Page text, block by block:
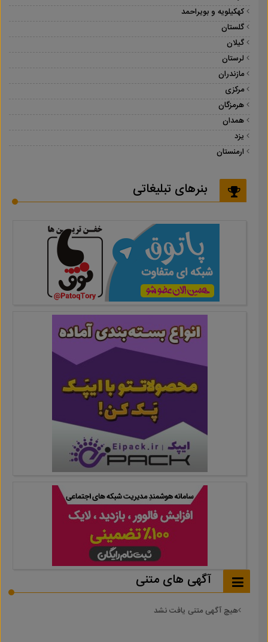
کهکیلویه و بویراحمد
گلستان
گیلان
لرستان
مازندران
مرکزی
هرمزگان
همدان
یزد
ارمنستان
بنرهای تبلیغاتی
آگهی های متنی
هیچ آگهی متنی یافت نشد